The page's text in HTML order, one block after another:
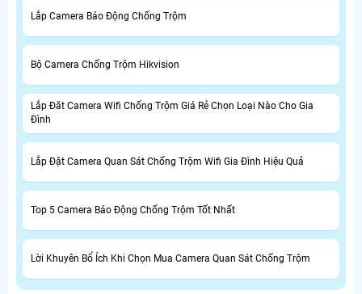
Lắp Camera Báo Động Chống Trộm
Bộ Camera Chống Trộm Hikvision
Lắp Đăt Camera Wifi Chống Trộm Giá Rẻ Chọn Loại Nào Cho Gia
Đình
Lắp Đặt Camera Quan Sát Chống Trộm Wifi Gia Đình Hiệu Quả
Top 5 Camera Báo Động Chống Trộm Tốt Nhất
Lời Khuyên Bổ Ích Khi Chọn Mua Camera Quan Sát Chống Trộm